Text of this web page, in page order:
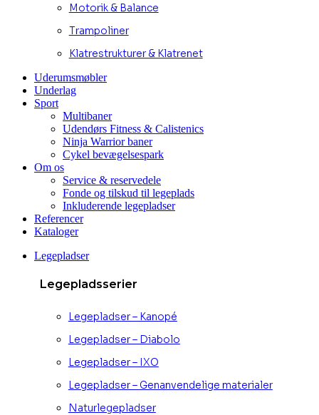
Motorik & Balance
Trampoliner
Klatrestrukturer & Klatrenet
Uderumsmøbler
Underlag
Sport
Multibaner
Udendørs Fitness & Calistenics
Ninja Warrior baner
Cykel bevægelsespark
Om os
Service & reservedele
Fonde og tilskud til legeplads
Inkluderende legepladser
Referencer
Kataloger
Legepladser
Legepladsserier
Legepladser – Kanopé
Legepladser – Diabolo
Legepladser – IXO
Legepladser – Genanvendelige materialer
Naturlegepladser